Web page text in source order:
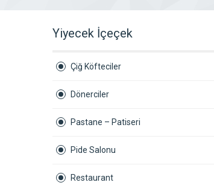
Yiyecek İçeçek
Çiğ Köfteciler
Dönerciler
Pastane – Patiseri
Pide Salonu
Restaurant